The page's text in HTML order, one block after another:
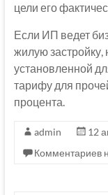
цели его
Если ИП ведет
жилую застройку,
установленной
тарифу для
процента.
admin 12
Комментариев